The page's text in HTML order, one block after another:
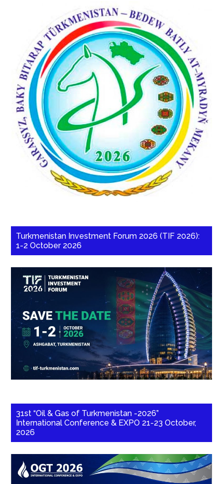
Turkmenistan Investment Forum 2026 (TIF 2026):
1-2 October 2026
31st “Oil & Gas of Turkmenistan -2026”
International Conference & EXPO 21-23 October,
2026